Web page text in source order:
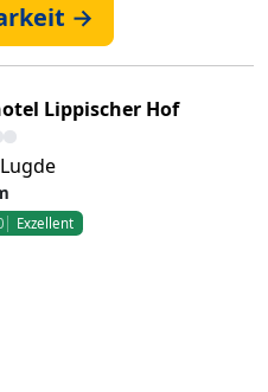
→
Lippischer Hof
Exzellent